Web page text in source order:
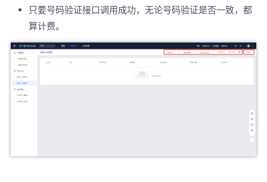
只要号码验证接口调用成功，无论号码验证是否一致，都
算计费。